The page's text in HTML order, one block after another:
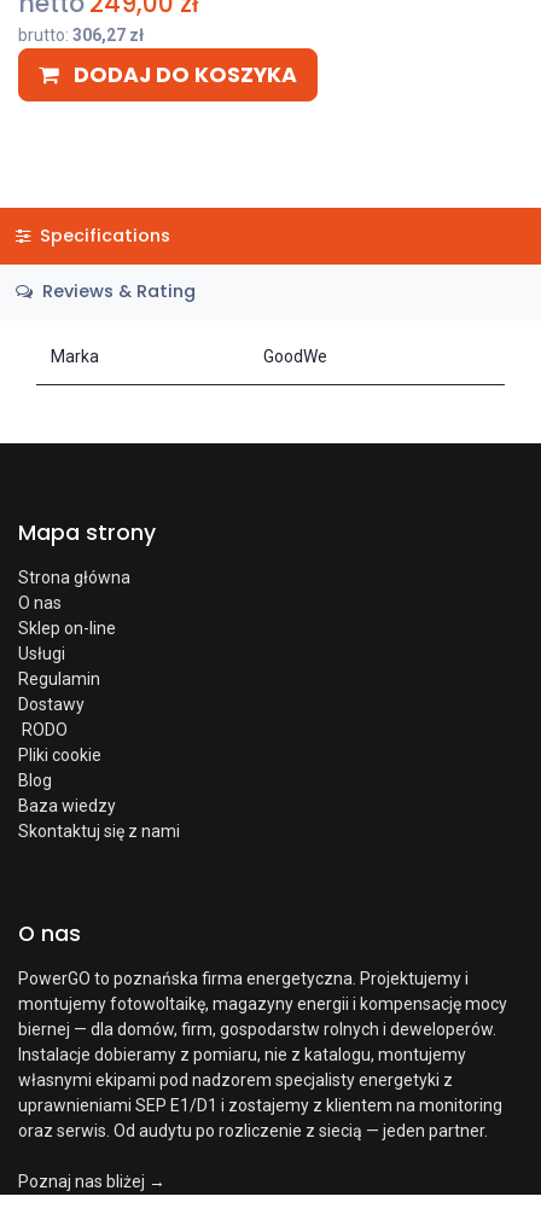
brutto: 306,27 zł
DODAJ DO KOSZYKA
Specifications
Reviews & Rating
Marka GoodWe
Mapa strony
Strona główna
O nas
Sklep on-line
Usługi
Regulamin
Dostawy
RODO
Pliki cookie
Blog
Baza wiedzy
Skontaktuj się z nami
O nas
PowerGO to poznańska firma energetyczna. Projektujemy i
montujemy fotowoltaikę, magazyny energii i kompensację mocy
biernej — dla domów, firm, gospodarstw rolnych i deweloperów.
Instalacje dobieramy z pomiaru, nie z katalogu, montujemy
własnymi ekipami pod nadzorem specjalisty energetyki z
uprawnieniami SEP E1/D1 i zostajemy z klientem na monitoring
oraz serwis. Od audytu po rozliczenie z siecią — jeden partner.
Poznaj nas bliżej →